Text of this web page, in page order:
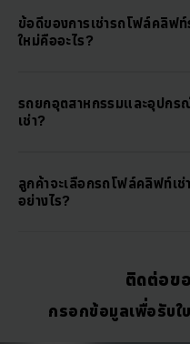
ข้อดีของการเช่ารถโฟล์คลิฟท์
ใหม่คืออะไร?
รถยกอุตสาหกรรมและอุปกร
เช่า?
ลูกค้าจะเลือกรถโฟล์คลิฟท์เช่
อย่างไร?
ติดต่อข
กรอกข้อมูลเพื่อรับใ